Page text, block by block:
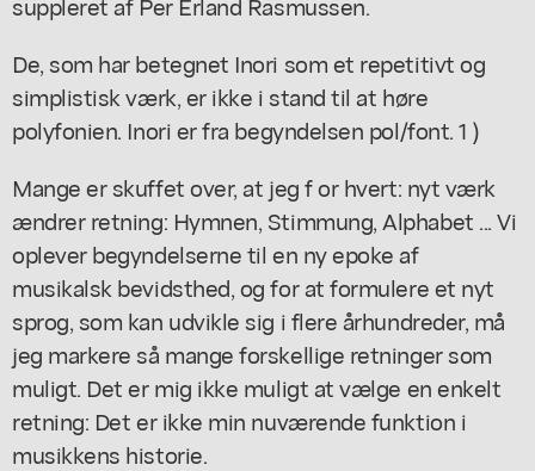
De, som har betegnet Inori som et repetitivt og
simplistisk værk, er ikke i stand til at høre
polyfonien. Inori er fra begyndelsen pol/font. 1 )
Mange er skuffet over, at jeg f or hvert: nyt værk
ændrer retning: Hymnen, Stimmung, Alphabet ... Vi
oplever begyndelserne til en ny epoke af
musikalsk bevidsthed, og for at formulere et nyt
sprog, som kan udvikle sig i flere århundreder, må
jeg markere så mange forskellige retninger som
muligt. Det er mig ikke muligt at vælge en enkelt
retning: Det er ikke min nuværende funktion i
musikkens historie.